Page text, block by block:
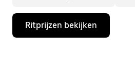
Druk
de
Ritprijzen bekijken